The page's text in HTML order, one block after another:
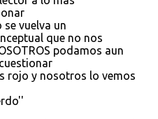
vuelva un
que no nos
podamos aun
rojo y nosotros lo vemos